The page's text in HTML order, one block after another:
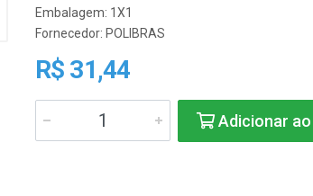
Embalagem: 1X1
Fornecedor: POLIBRAS
R$ 31,44
Adicionar